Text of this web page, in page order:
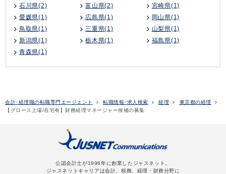
石川県(2)
富山県(2)
宮崎県(1)
愛媛県(1)
広島県(1)
岡山県(1)
鳥取県(1)
三重県(1)
山梨県(1)
新潟県(1)
栃木県(1)
福島県(1)
青森県(1)
会計･経理職の転職専門エージェント 転職情報･求人検索 経理
東京都の経理
【グロース上場/在宅有】財務経理マネージャー候補の募集
公認会計士が1996年に創業したジャスネット。
ジャスネットキャリアは会計、税務、経理・財務分野に